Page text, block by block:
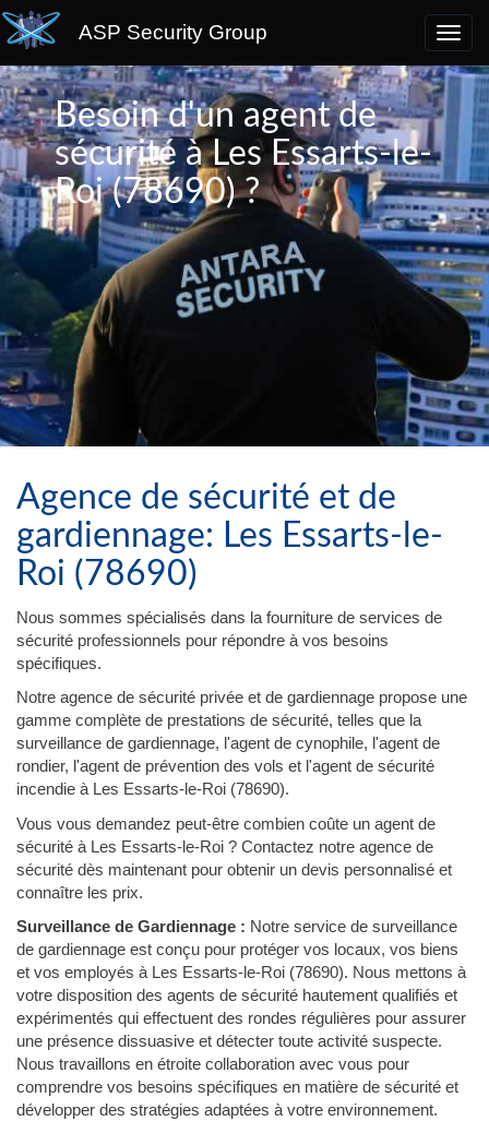
ASP Security Group
Besoin d'un agent de
sécurité à Les Essarts-le-
Roi (78690) ?
Agence de sécurité et de
gardiennage: Les Essarts-le-
Roi (78690)
Nous sommes spécialisés dans la fourniture de services de
sécurité professionnels pour répondre à vos besoins
spécifiques.
Notre agence de sécurité privée et de gardiennage propose une
gamme complète de prestations de sécurité, telles que la
surveillance de gardiennage, l'agent de cynophile, l'agent de
rondier, l'agent de prévention des vols et l'agent de sécurité
incendie à Les Essarts-le-Roi (78690).
Vous vous demandez peut-être combien coûte un agent de
sécurité à Les Essarts-le-Roi ? Contactez notre agence de
sécurité dès maintenant pour obtenir un devis personnalisé et
connaître les prix.
Surveillance de Gardiennage : Notre service de surveillance
de gardiennage est conçu pour protéger vos locaux, vos biens
et vos employés à Les Essarts-le-Roi (78690). Nous mettons à
votre disposition des agents de sécurité hautement qualifiés et
expérimentés qui effectuent des rondes régulières pour assurer
une présence dissuasive et détecter toute activité suspecte.
Nous travaillons en étroite collaboration avec vous pour
comprendre vos besoins spécifiques en matière de sécurité et
développer des stratégies adaptées à votre environnement.